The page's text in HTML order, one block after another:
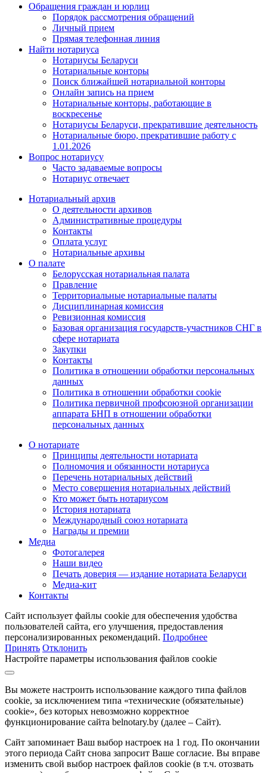
Обращения граждан и юрлиц
Порядок рассмотрения обращений
Личный прием
Прямая телефонная линия
Найти нотариуса
Нотариусы Беларуси
Нотариальные конторы
Поиск ближайшей нотариальной конторы
Онлайн запись на прием
Нотариальные конторы, работающие в
воскресенье
Нотариусы Беларуси, прекратившие деятельность
Нотариальные бюро, прекратившие работу с
1.01.2026
Вопрос нотариусу
Часто задаваемые вопросы
Нотариус отвечает
Нотариальный архив
О деятельности архивов
Административные процедуры
Контакты
Оплата услуг
Нотариальные архивы
О палате
Белорусская нотариальная палата
Правление
Территориальные нотариальные палаты
Дисциплинарная комиссия
Ревизионная комиссия
Базовая организация государств-участников СНГ в
сфере нотариата
Закупки
Контакты
Политика в отношении обработки персональных
данных
Политика в отношении обработки cookie
Политика первичной профсоюзной организации
аппарата БНП в отношении обработки
персональных данных
О нотариате
Принципы деятельности нотариата
Полномочия и обязанности нотариуса
Перечень нотариальных действий
Место совершения нотариальных действий
Кто может быть нотариусом
История нотариата
Международный союз нотариата
Награды и премии
Медиа
Фотогалерея
Наши видео
Печать доверия — издание нотариата Беларуси
Медиа-кит
Контакты
Сайт использует файлы cookie для обеспечения удобства
пользователей сайта, его улучшения, предоставления
персонализированных рекомендаций. Подробнее
Принять Отклонить
Настройте параметры использования файлов cookie
Вы можете настроить использование каждого типа файлов
cookie, за исключением типа «технические (обязательные)
cookie», без которых невозможно корректное
функционирование сайта belnotary.by (далее – Сайт).
Сайт запоминает Ваш выбор настроек на 1 год. По окончании
этого периода Сайт снова запросит Ваше согласие. Вы вправе
изменить свой выбор настроек файлов cookie (в т.ч. отозвать